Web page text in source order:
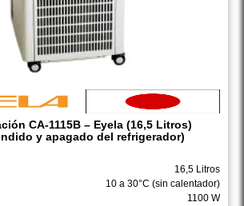
CA-1115B – Eyela (16,5 Litros)
y apagado del refrigerador)
16,5 Litros
10 a 30°C (sin calentador)
1100 W